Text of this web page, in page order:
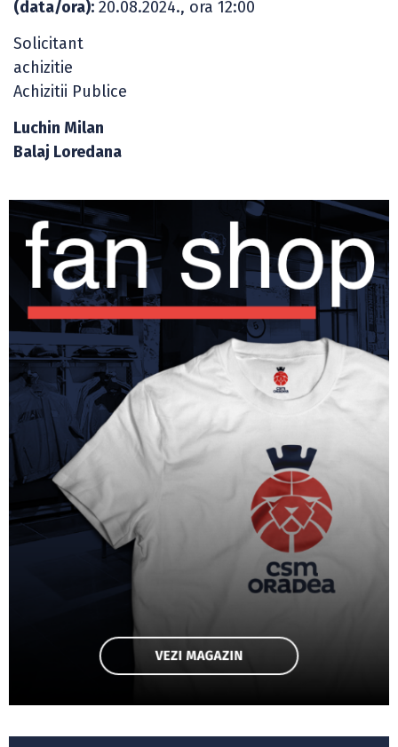
(data/ora): 20.08.2024., ora 12:00
Solicitant
achizitie
Achizitii Publice
Luchin Milan
Balaj Loredana